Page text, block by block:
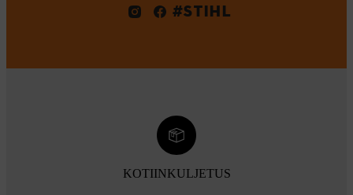
#STIHL
KOTIINKULJETUS